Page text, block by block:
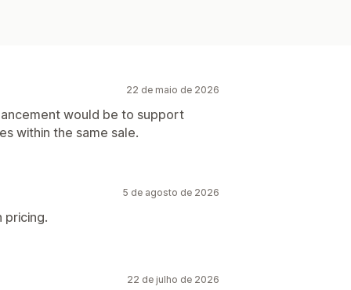
22 de maio de 2026
would be to support
within the same sale.
5 de agosto de 2026
pricing.
22 de julho de 2026